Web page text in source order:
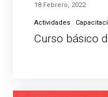
18 Febrero, 2022
Actividades
Curso básico